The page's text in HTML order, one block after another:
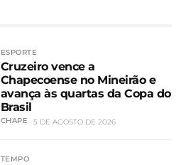
ESPORTE
Cruzeiro vence a
Chapecoense no Mineirão e
avança às quartas da Copa do
Brasil
CHAPE 5 DE AGOSTO DE 2026
TEMPO